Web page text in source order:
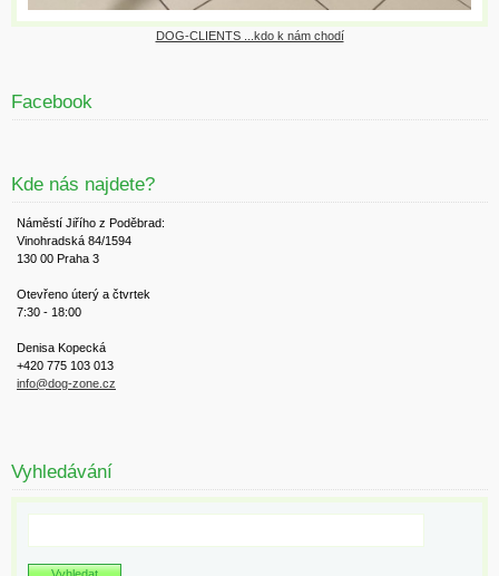
DOG-CLIENTS ...kdo k nám chodí
Facebook
Kde nás najdete?
Náměstí Jiřího z Poděbrad:
Vinohradská 84/1594
130 00 Praha 3
Otevřeno úterý a čtvrtek
7:30 - 18:00
Denisa Kopecká
+420 775 103 013
info@dog-zone.cz
Vyhledávání